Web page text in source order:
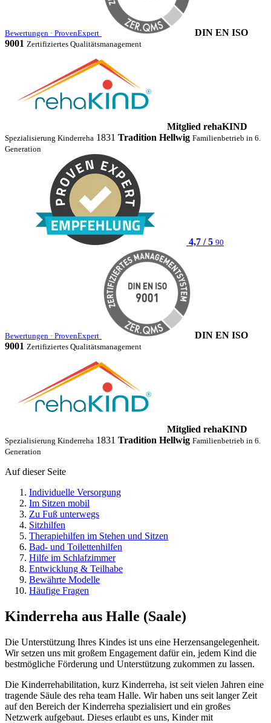
Bewertungen · ProvenExpert
DIN EN ISO
9001 Zertifiziertes Qualitätsmanagement
Mitglied rehaKIND
Spezialisierung Kinderreha 1831 Tradition Hellwig Familienbetrieb in 6.
Generation
4,7 / 5 90
Bewertungen · ProvenExpert
(öffnet neues Fenster)
DIN EN ISO
9001 Zertifiziertes Qualitätsmanagement
Mitglied rehaKIND
Spezialisierung Kinderreha 1831 Tradition Hellwig Familienbetrieb in 6.
Generation
Auf dieser Seite
Individuelle Versorgung
Im Sitzen mobil
Zu Fuß unterwegs
Sitzhilfen
Therapiehilfen im Stehen und Sitzen
Bad- und Toilettenhilfen
Hilfe im Schlafzimmer
Entwicklung & Teilhabe
Bewährte Modelle
Häufige Fragen
Kinderreha aus Halle (Saale)
Die Unterstützung Ihres Kindes ist uns eine Herzensangelegenheit.
Wir setzen uns mit großem Engagement dafür ein, jedem Kind die
bestmögliche Förderung und Unterstützung zukommen zu lassen.
Die Kinderrehabilitation, kurz Kinderreha, ist seit vielen Jahren eine
tragende Säule des reha team Halle. Wir haben uns seit langer Zeit
auf den Bereich der Kinderreha spezialisiert und ein großes
Netzwerk aufgebaut. Dieses erlaubt es uns, Kinder mit